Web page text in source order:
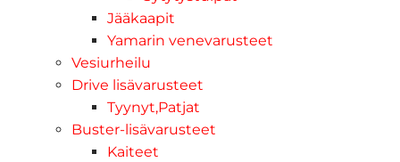
Jääkaapit
Yamarin venevarusteet
Vesiurheilu
Drive lisävarusteet
Tyynyt,Patjat
Buster-lisävarusteet
Kaiteet